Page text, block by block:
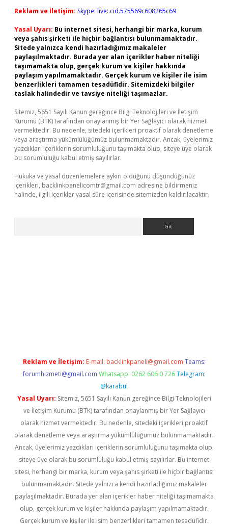
Reklam ve İletişim: Skype: live:.cid.575569c608265c69
Yasal Uyarı: Bu internet sitesi, herhangi bir marka, kurum
veya şahıs şirketi ile hiçbir bağlantısı bulunmamaktadır.
Sitede yalnızca kendi hazırladığımız makaleler
paylaşılmaktadır. Burada yer alan içerikler haber niteliği
taşımamakta olup, gerçek kurum ve kişiler hakkında
paylaşım yapılmamaktadır. Gerçek kurum ve kişiler ile isim
benzerlikleri tamamen tesadüfidir. Sitemizdeki bilgiler
taslak halindedir ve tavsiye niteliği taşımazlar.
Sitemiz, 5651 Sayılı Kanun gereğince Bilgi Teknolojileri ve İletişim
Kurumu (BTK) tarafından onaylanmış bir Yer Sağlayıcı olarak hizmet
vermektedir. Bu nedenle, sitedeki içerikleri proaktif olarak denetleme
veya araştırma yükümlülüğümüz bulunmamaktadır. Ancak, üyelerimiz
yazdıkları içeriklerin sorumluluğunu taşımakta olup, siteye üye olarak
bu sorumluluğu kabul etmiş sayılırlar.
Hukuka ve yasal düzenlemelere aykırı olduğunu düşündüğünüz
içerikleri, backlinkpanelicomtr@gmail.com adresine bildirmeniz
halinde, ilgili içerikler yasal süre içerisinde sitemizden kaldırılacaktır.
Reklam ve İletişim: E-mail: backlinkpaneli@gmail.com Teams:
forumhizmeti@gmail.com Whatsapp: 0262 606 0 726 Telegram:
@karabul
Yasal Uyarı: Sitemiz, 5651 Sayılı Kanun gereğince Bilgi Teknolojileri
ve İletişim Kurumu (BTK) tarafından onaylanmış bir Yer Sağlayıcı
olarak hizmet vermektedir. Bu nedenle, sitedeki içerikleri proaktif
olarak denetleme veya araştırma yükümlülüğümüz bulunmamaktadır.
Ancak, üyelerimiz yazdıkları içeriklerin sorumluluğunu taşımakta olup,
siteye üye olarak bu sorumluluğu kabul etmiş sayılırlar. Bu internet
sitesi, herhangi bir marka, kurum veya şahıs şirketi ile hiçbir bağlantısı
bulunmamaktadır. Sitede yalnızca kendi hazırladığımız makaleler
paylaşılmaktadır. Burada yer alan içerikler haber niteliği taşımamakta
olup, gerçek kurum ve kişiler hakkında paylaşım yapılmamaktadır.
Gerçek kurum ve kişiler ile isim benzerlikleri tamamen tesadüfidir.